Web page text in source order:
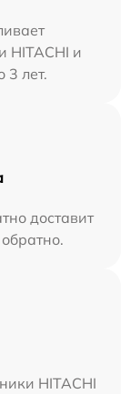
HITACHI и
3 лет.
доставит
HITACHI